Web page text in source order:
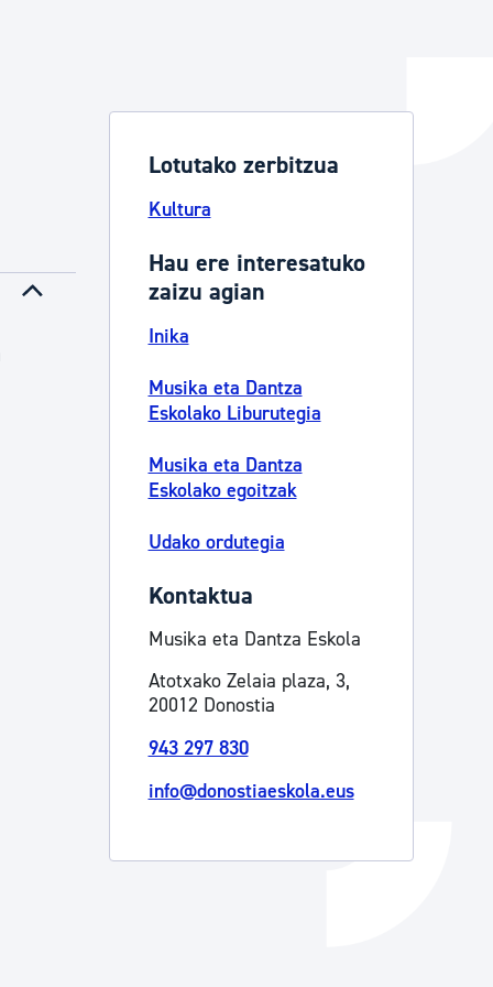
eta bizikidetza
Izapideen katalogoa
Lotutako zerbitzua
Kultura
Hau ere interesatuko
zaizu agian
Inika
Musika eta Dantza
Eskolako Liburutegia
Musika eta Dantza
Eskolako egoitzak
Udako ordutegia
Kontaktua
Musika eta Dantza Eskola
Atotxako Zelaia plaza, 3,
20012 Donostia
943 297 830
info@donostiaeskola.eus